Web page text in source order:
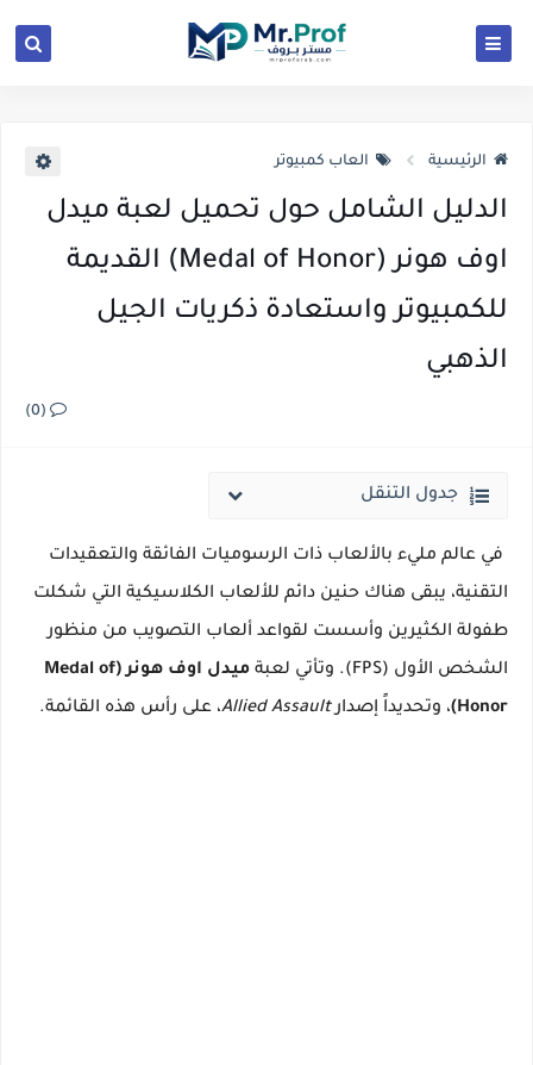
الرئيسية العاب كمبيوتر
الدليل الشامل حول تحميل لعبة ميدل
اوف هونر (Medal of Honor) القديمة
للكمبيوتر واستعادة ذكريات الجيل
الذهبي
(0)
جدول التنقل
في عالم مليء بالألعاب ذات الرسوميات الفائقة والتعقيدات
التقنية، يبقى هناك حنين دائم للألعاب الكلاسيكية التي شكلت
طفولة الكثيرين وأسست لقواعد ألعاب التصويب من منظور
الشخص الأول (FPS). وتأتي لعبة
ميدل اوف هونر (Medal of
Honor) ، وتحديداً إصدارAllied Assault، على رأس هذه القائمة.